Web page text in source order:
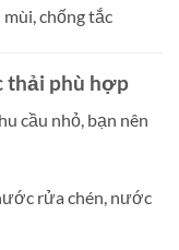
chống tắc
thải phù hợp
cầu nhỏ, bạn nên
rửa chén, nước